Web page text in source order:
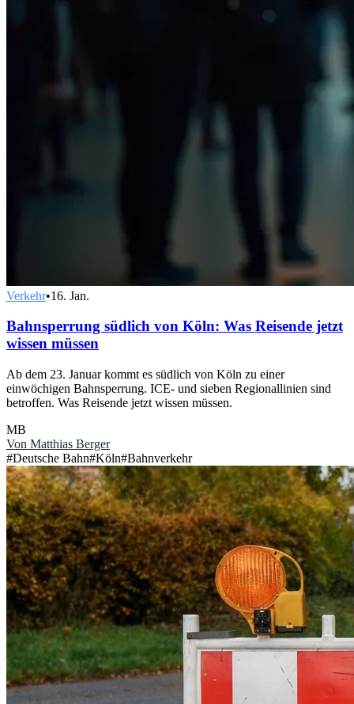
Verkehr•16. Jan.
Bahnsperrung südlich von Köln: Was Reisende jetzt
wissen müssen
Ab dem 23. Januar kommt es südlich von Köln zu einer
einwöchigen Bahnsperrung. ICE- und sieben Regionallinien sind
betroffen. Was Reisende jetzt wissen müssen.
MB
Von Matthias Berger
#Deutsche Bahn#Köln#Bahnverkehr